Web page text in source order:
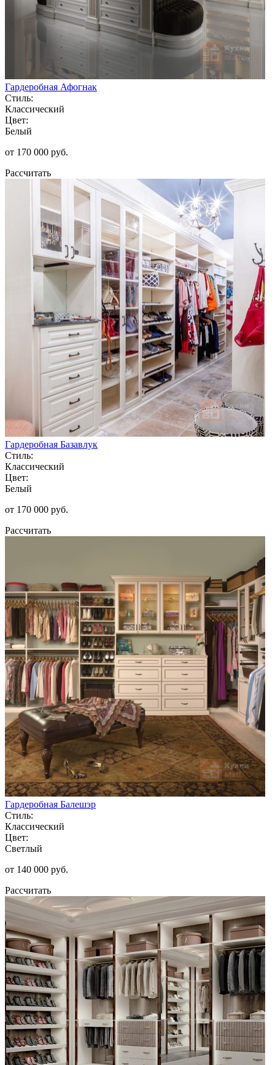
Гардеробная Афогнак
Стиль:
Классический
Цвет:
Белый
от 170 000 руб.
Рассчитать
Гардеробная Базавлук
Стиль:
Классический
Цвет:
Белый
от 170 000 руб.
Рассчитать
Гардеробная Балешэр
Стиль:
Классический
Цвет:
Светлый
от 140 000 руб.
Рассчитать